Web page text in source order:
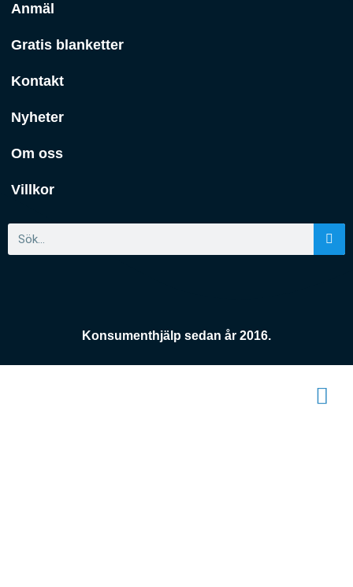
Anmäl
Gratis blanketter
Kontakt
Nyheter
Om oss
Villkor
Konsumenthjälp sedan år 2016.